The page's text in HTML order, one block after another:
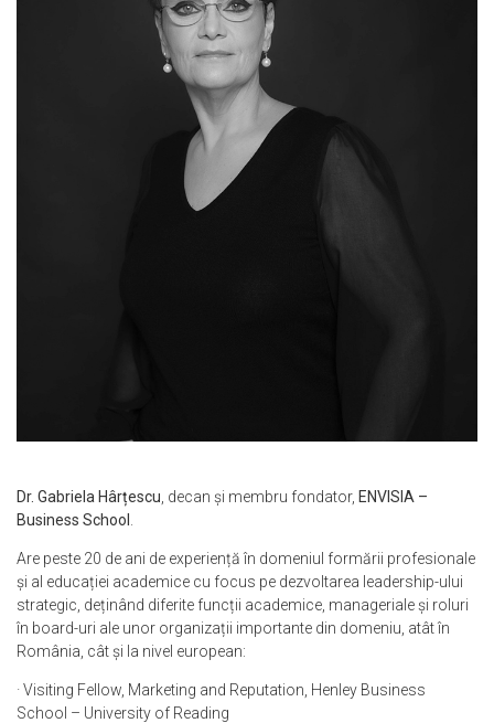
Dr. Gabriela Hârțescu , decan și membru fondator, ENVISIA –
Business School
Are peste 20 de ani de experiență în domeniul formării profesionale
și al educației academice cu focus pe dezvoltarea leadership-ului
strategic, deținând diferite funcții academice, manageriale și roluri
în board-uri ale unor organizații importante din domeniu, atât în
România, cât și la nivel european:
· Visiting Fellow, Marketing and Reputation, Henley Business
School – University of Reading